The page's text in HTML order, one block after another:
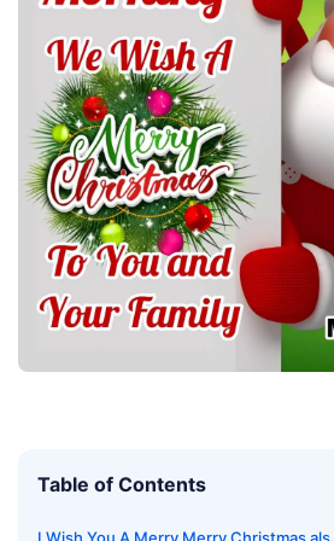
Table of Contents